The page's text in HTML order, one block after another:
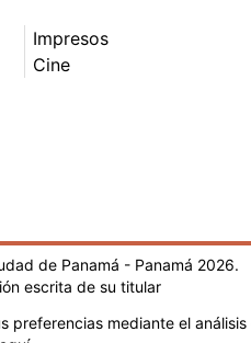
Impresos
Cine
de Panamá - Panamá 2026.
escrita de su titular
mediante el